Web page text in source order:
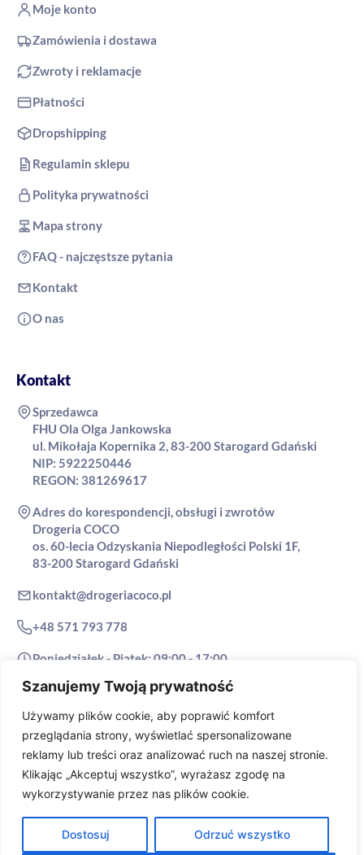
Szanujemy Twoją prywatność
Używamy plików cookie, aby poprawić komfort
przeglądania strony, wyświetlać spersonalizowane
reklamy lub treści oraz analizować ruch na naszej stronie.
Klikając „Akceptuj wszystko”, wyrażasz zgodę na
wykorzystywanie przez nas plików cookie.
Dostosuj Odrzuć wszystko
Moje konto
Zamówienia i dostawa
Zwroty i reklamacje
Płatności
Dropshipping
Regulamin sklepu
Polityka prywatności
Mapa strony
FAQ - najczęstsze pytania
Kontakt
O nas
Kontakt
Sprzedawca
FHU Ola Olga Jankowska
ul. Mikołaja Kopernika 2, 83-200 Starogard Gdański
NIP: 5922250446
REGON: 381269617
Adres do korespondencji, obsługi i zwrotów
Drogeria COCO
os. 60-lecia Odzyskania Niepodległości Polski 1F,
83-200 Starogard Gdański
kontakt@drogeriacoco.pl
+48 571 793 778
Poniedziałek - Piątek: 09:00 - 17:00